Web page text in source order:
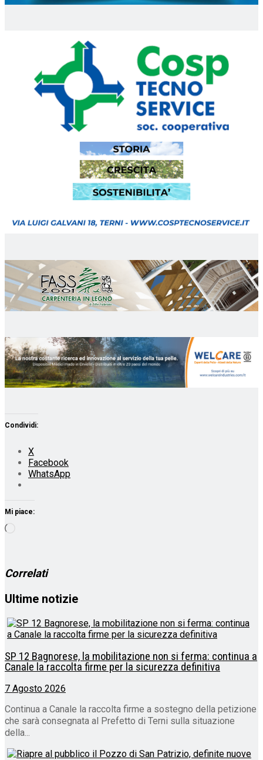
Condividi:
X
Facebook
WhatsApp
Mi piace:
Correlati
Ultime notizie
SP 12 Bagnorese, la mobilitazione non si ferma: continua a
Canale la raccolta firme per la sicurezza definitiva
7 Agosto 2026
Continua a Canale la raccolta firme a sostegno della petizione
che sarà consegnata al Prefetto di Terni sulla situazione
della...